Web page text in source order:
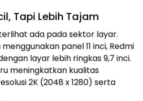
Tapi Lebih Tajam
ada pada sektor layar.
panel 11 inci, Redmi
layar lebih ringkas 9,7 inci.
meningkatkan kualitas
2K (2048 x 1280) serta